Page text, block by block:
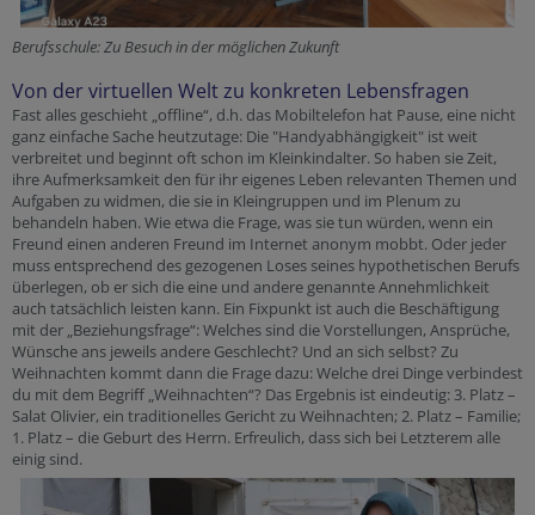
Berufsschule: Zu Besuch in der möglichen Zukunft
Von der virtuellen Welt zu konkreten Lebensfragen
Fast alles geschieht „offline“, d.h. das Mobiltelefon hat Pause, eine nicht
ganz einfache Sache heutzutage: Die "Handyabhängigkeit" ist weit
verbreitet und beginnt oft schon im Kleinkindalter. So haben sie Zeit,
ihre Aufmerksamkeit den für ihr eigenes Leben relevanten Themen und
Aufgaben zu widmen, die sie in Kleingruppen und im Plenum zu
behandeln haben. Wie etwa die Frage, was sie tun würden, wenn ein
Freund einen anderen Freund im Internet anonym mobbt. Oder jeder
muss entsprechend des gezogenen Loses seines hypothetischen Berufs
überlegen, ob er sich die eine und andere genannte Annehmlichkeit
auch tatsächlich leisten kann. Ein Fixpunkt ist auch die Beschäftigung
mit der „Beziehungsfrage“: Welches sind die Vorstellungen, Ansprüche,
Wünsche ans jeweils andere Geschlecht? Und an sich selbst? Zu
Weihnachten kommt dann die Frage dazu: Welche drei Dinge verbindest
du mit dem Begriff „Weihnachten“? Das Ergebnis ist eindeutig: 3. Platz –
Salat Olivier, ein traditionelles Gericht zu Weihnachten; 2. Platz – Familie;
1. Platz – die Geburt des Herrn. Erfreulich, dass sich bei Letzterem alle
einig sind.